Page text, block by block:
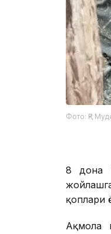
Фото: ҚР
8 дона
қоплари
Ақмола